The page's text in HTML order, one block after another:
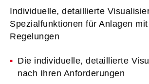
Individuelle, detaillierte
Spezialfunktionen für Anlagen
Regelungen
Die individuelle, detaillierte
nach Ihren Anforderungen